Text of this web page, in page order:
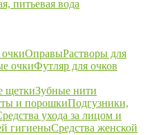
питьевая вода
ОправыРастворы для
очкиФутляр для очков
щеткиЗубные нити
и порошкиПодгузники,
ухода за лицом и
гигиеныСредства женской